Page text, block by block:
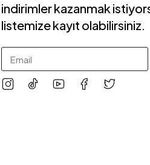
indirimler kazanmak
listemize kayıt olabilirsiniz.